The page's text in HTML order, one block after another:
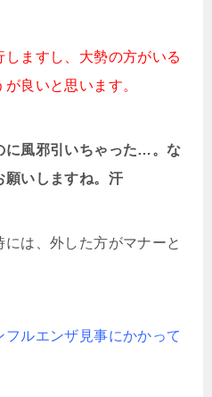
ますし、大勢の方がいる
良いと思います。
に風邪引いちゃった…。な
願いしますね。汗
は、外した方がマナーと
ルエンザ見事にかかって